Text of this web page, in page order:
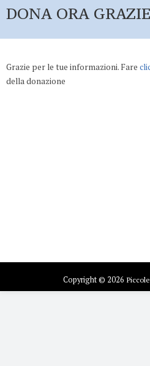
DONA ORA GRAZIE
Grazie per le tue informazioni. Fare
della donazione
Copyright © 2026